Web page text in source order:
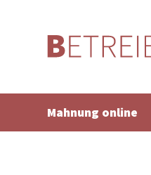
Mahnung online